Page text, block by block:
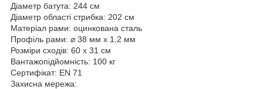
Діаметр батута: 244 см
Діаметр області стрибка: 202 см
Матеріал рами: оцинкована сталь
Профіль рами: ⌀ 38 мм x 1,2 мм
Розміри сходів: 60 х 31 см
Вантажопідйомність: 100 кг
Сертифікат: EN 71
Захисна мережа: